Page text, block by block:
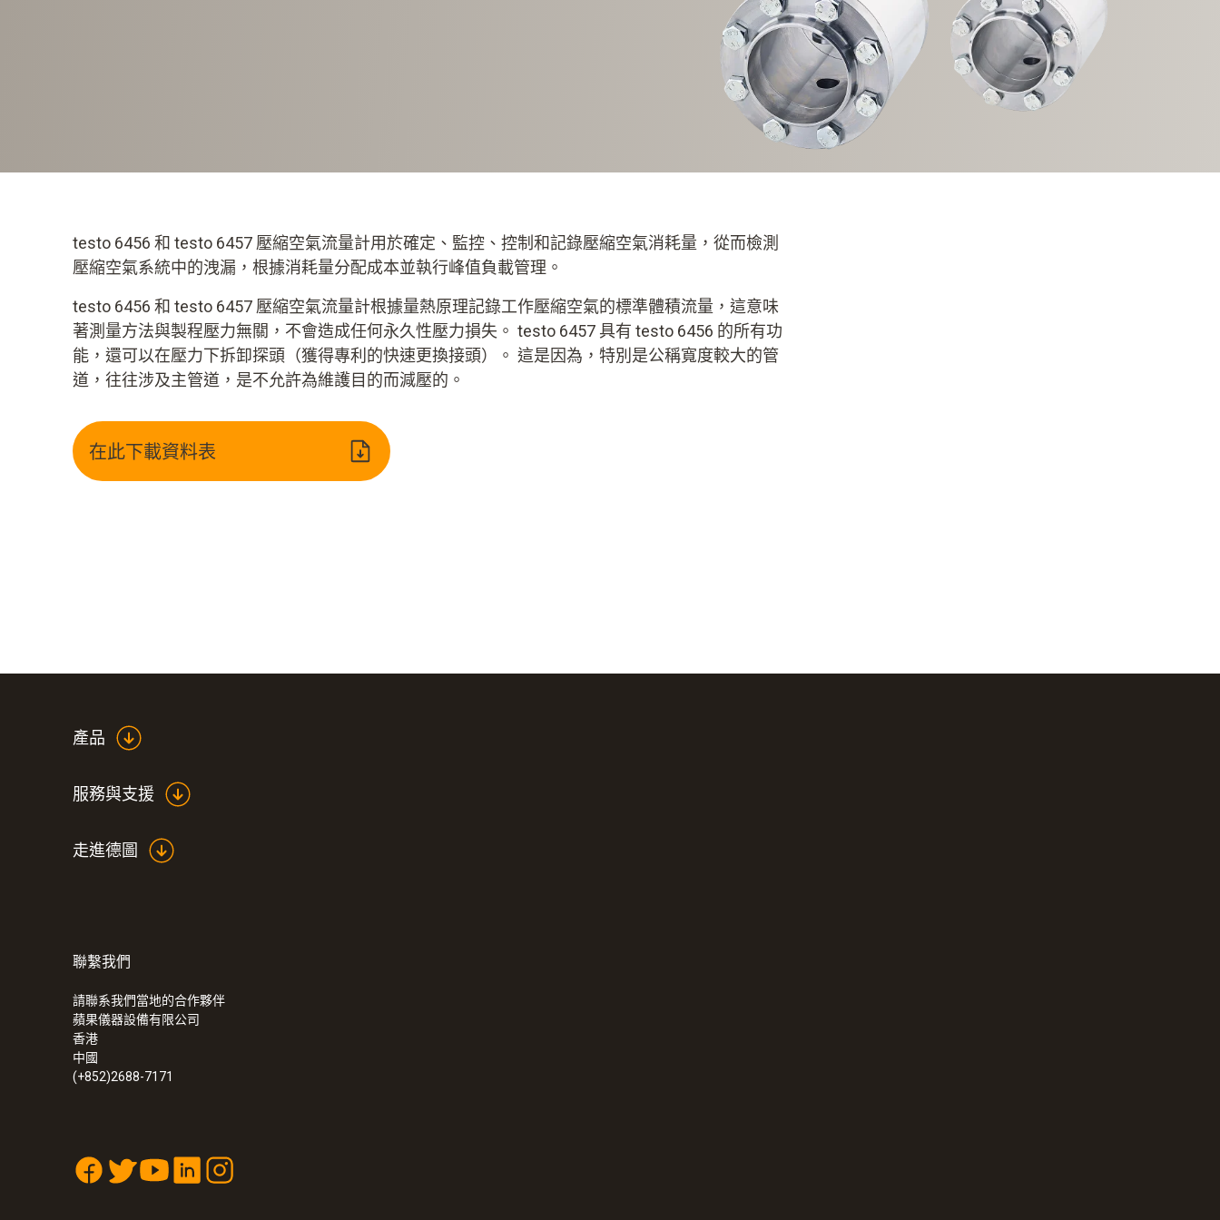
testo 6456 和 testo 6457 壓縮空氣流量計用於確定、監控、控制和記錄壓縮空氣消耗量，從而檢測
壓縮空氣系統中的洩漏，根據消耗量分配成本並執行峰值負載管理。
testo 6456 和 testo 6457 壓縮空氣流量計根據量熱原理記錄工作壓縮空氣的標準體積流量，這意味
著測量方法與製程壓力無關，不會造成任何永久性壓力損失。 testo 6457 具有 testo 6456 的所有功
能，還可以在壓力下拆卸探頭（獲得專利的快速更換接頭）。 這是因為，特別是公稱寬度較大的管
道，往往涉及主管道，是不允許為維護目的而減壓的。
在此下載資料表
產品
服務與支援
走進德圖
聯繫我們
請聯系我們當地的合作夥伴
蘋果儀器設備有限公司
香港
中國
(+852)2688-7171